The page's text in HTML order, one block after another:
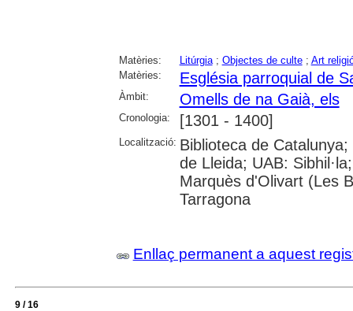
Matèries: Litúrgia; Objectes de culte; Art
Matèries:
Església parroquial de
Àmbit: Omells de na Gaià, els
Cronologia: [1301 - 1400]
Localització: Biblioteca de
de Lleida; UAB:
Marquès d'Olivart (Les
Tarragona
Enllaç permanent a aquest
9 / 16